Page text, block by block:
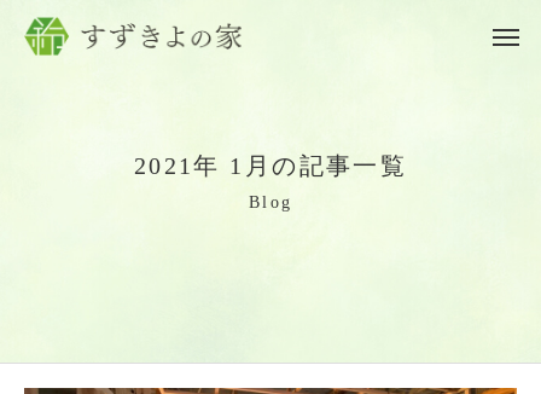
2021年 1 月の記事一 覧
Bl og